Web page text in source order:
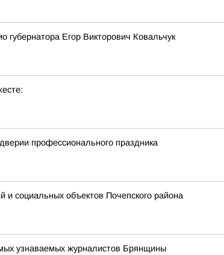
губернатора Егор Викторович Ковальчук
профессионального праздника
и социальных объектов Почепского района
узнаваемых журналистов Брянщины